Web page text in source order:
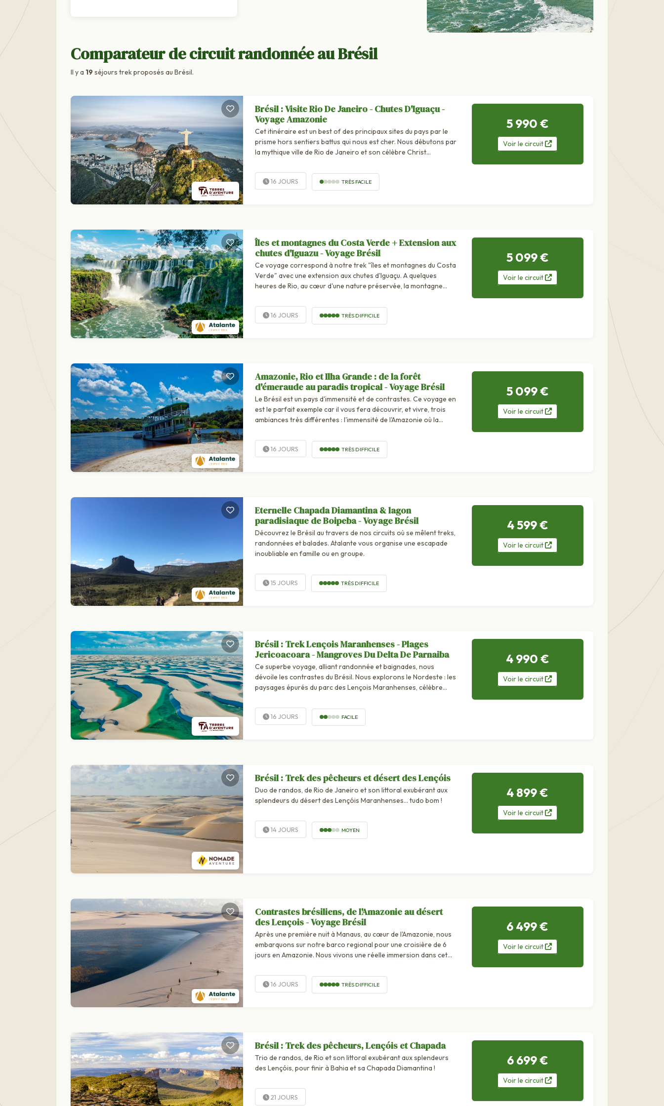
Comparateur de circuit randonnée au Brésil
Il y a 19séjours trek proposés au Brésil.
Brésil : Visite Rio De Janeiro - Chutes D'Iguaçu -
Voyage Amazonie
Cet itinéraire est un best of des principaux sites du pays par le
prisme hors sentiers battus qui nous est cher. Nous débutons par
la mythique ville de Rio de Janeiro et son célèbre Christ
16 JOURS TRÈS FACILE
5 990 €
Voirle circuit
Îles et montagnes du Costa Verde + Extension aux
chutes d'Iguazu - Voyage Brésil
Ce voyage correspond à notre trek "îles et montagnes du Costa
Verde" avec une extension aux chutes d'Iguaçu. A quelques
heures de Rio, au cœur d'une nature préservée, la montagne
16 JOURS TRÈS DIFFICILE
5 099 €
Voirle circuit
Amazonie, Rio et Ilha Grande : de la forêt
d'émeraude au paradis tropical - Voyage Brésil
Le Brésil est un pays d'immensité et de contrastes. Ce voyage en
est le parfait exemple car il vous fera découvrir, et vivre, trois
ambiances très différentes : l'immensité de l'Amazonie où la
16 JOURS TRÈS DIFFICILE
5 099 €
Voirle circuit
Eternelle Chapada Diamantina & lagon
paradisiaque de Boipeba - Voyage Brésil
Découvrez le Brésil au travers de nos circuits où se mêlent treks,
randonnées et balades. Atalante vous organise une escapade
inoubliable en famille ou en groupe.
15 JOURS TRÈS DIFFICILE
4 599 €
Voirle circuit
Brésil : Trek Lençois Maranhenses - Plages
Jericoacoara - Mangroves Du Delta De Parnaiba
Ce superbe voyage, alliant randonnée et baignades, nous
dévoile les contrastes du Brésil. Nous explorons le Nordeste : les
paysages épurés du parc des Lençois Maranhenses, célèbre
16 JOURS FACILE
4 990 €
Voirle circuit
Brésil : Trek des pêcheurs et désert des Lençóis
Duo de randos, de Rio de Janeiro et son littoral exubérant aux
splendeurs du désert des Lençóis Maranhenses… tudo bom !
14 JOURS MOYEN
4 899 €
Voirle circuit
Contrastes brésiliens, de l'Amazonie au désert
des Lençois - Voyage Brésil
Après une première nuit à Manaus, au cœur de l'Amazonie, nous
embarquons sur notre barco regional pour une croisière de 6
jours en Amazonie. Nous vivons une réelle immersion dans cet
16 JOURS TRÈS DIFFICILE
6 499 €
Voirle circuit
Brésil : Trek des pêcheurs, Lençóis et Chapada
Trio de randos, de Rio et son littoral exubérant aux splendeurs
des Lençóis, pour finir à Bahia et sa Chapada Diamantina !
21 JOURS
6 699 €
Voirle circuit